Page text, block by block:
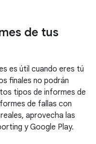
de tus
es útil cuando eres tú
finales no podrán
tipos de informes de
de fallas con
aprovecha las
y Google Play.